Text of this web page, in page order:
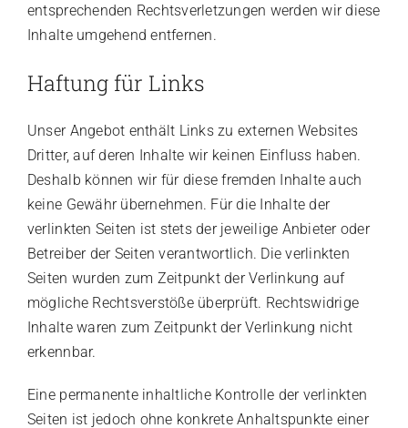
entsprechenden Rechtsverletzungen werden wir diese
Inhalte umgehend entfernen.
Haftung für Links
Unser Angebot enthält Links zu externen Websites
Dritter, auf deren Inhalte wir keinen Einfluss haben.
Deshalb können wir für diese fremden Inhalte auch
keine Gewähr übernehmen. Für die Inhalte der
verlinkten Seiten ist stets der jeweilige Anbieter oder
Betreiber der Seiten verantwortlich. Die verlinkten
Seiten wurden zum Zeitpunkt der Verlinkung auf
mögliche Rechtsverstöße überprüft. Rechtswidrige
Inhalte waren zum Zeitpunkt der Verlinkung nicht
erkennbar.
Eine permanente inhaltliche Kontrolle der verlinkten
Seiten ist jedoch ohne konkrete Anhaltspunkte einer